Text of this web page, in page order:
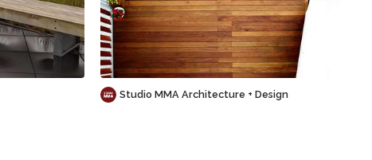
Sauvegarder
Studio MMA Architecture + Design